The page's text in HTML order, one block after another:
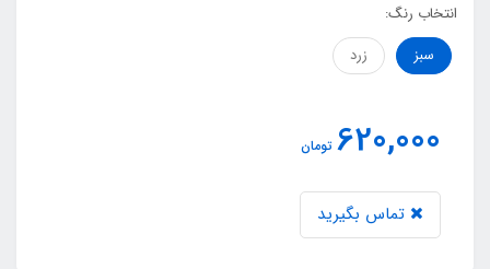
انتخاب رنگ:
سبز
زرد
620,000 تومان
تماس بگیرید